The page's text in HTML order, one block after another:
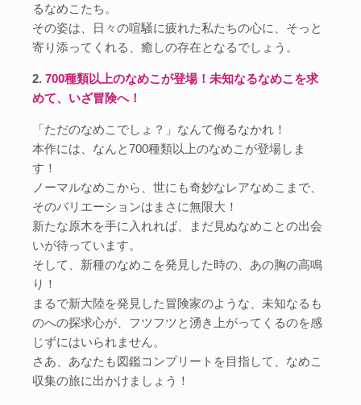
るなめこたち。
その姿は、日々の喧騒に疲れた私たちの心に、そっと
寄り添ってくれる、癒しの存在となるでしょう。
2.700種類以上のなめこが登場！未知なるなめこを求
めて、いざ冒険へ！
「ただのなめこでしょ？」なんて侮るなかれ！
本作には、なんと700種類以上のなめこが登場しま
す！
ノーマルなめこから、世にも奇妙なレアなめこまで、
そのバリエーションはまさに無限大！
新たな原木を手に入れれば、まだ見ぬなめことの出会
いが待っています。
そして、新種のなめこを発見した時の、あの胸の高鳴
り！
まるで新大陸を発見した冒険家のような、未知なるも
のへの探求心が、フツフツと湧き上がってくるのを感
じずにはいられません。
さあ、あなたも図鑑コンプリートを目指して、なめこ
収集の旅に出かけましょう！